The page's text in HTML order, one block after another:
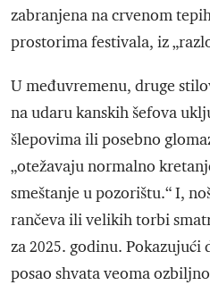
zabranjena na crvenom
prostorima festivala, iz
U međuvremenu, druge
na udaru kanskih šefova
šlepovima ili posebno
„otežavaju normalno
smeštanje u pozorištu.“ I,
rančeva ili velikih torbi
za 2025. godinu.
posao shvata veoma